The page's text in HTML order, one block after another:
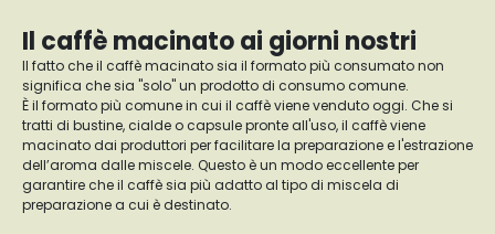
Il caffè macinato ai giorni nostri
Il fatto che il caffè macinato sia il formato più consumato non
significa che sia "solo" un prodotto di consumo comune.
È il formato più comune in cui il caffè viene venduto oggi. Che si
tratti di bustine, cialde o capsule pronte all'uso, il caffè viene
macinato dai produttori per facilitare la preparazione e l'estrazione
dell’aroma dalle miscele. Questo è un modo eccellente per
garantire che il caffè sia più adatto al tipo di miscela di
preparazione a cui è destinato.